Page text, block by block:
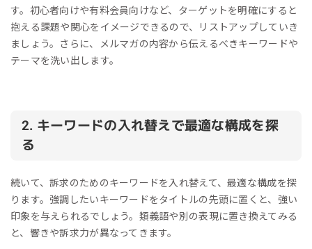
す。初心者向けや有料会員向けなど、ターゲットを明確にすると
抱える課題や関心をイメージできるので、リストアップしていき
ましょう。さらに、メルマガの内容から伝えるべきキーワードや
テーマを洗い出します。
2. キーワードの入れ替えで最適な構成を探
る
続いて、訴求のためのキーワードを入れ替えて、最適な構成を探
ります。強調したいキーワードをタイトルの先頭に置くと、強い
印象を与えられるでしょう。類義語や別の表現に置き換えてみる
と、響きや訴求力が異なってきます。